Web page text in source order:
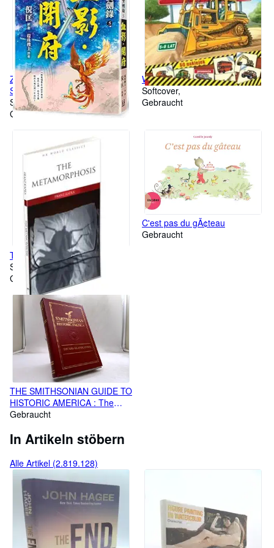
Ziqing Shuangjianlu (5) Blood
Shadow. Kaifu
Softcover
Gebraucht
Wielkie pojazdy pracuja
Softcover
Gebraucht
The Metamorphosis
Softcover
Gebraucht
C'est pas du gÃ¢teau
Gebraucht
THE SMITHSONIAN GUIDE TO
HISTORIC AMERICA : The
Mid-Atlantic States (THE
HISTORIC AMERICA, Volume
Gebraucht
In Artikeln stöbern
Alle Artikel (2.819.128)